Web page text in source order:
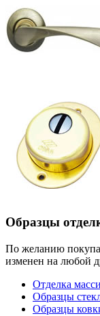
Образцы
По желанию
изменен на любой
Отделка
Образцы
Образцы